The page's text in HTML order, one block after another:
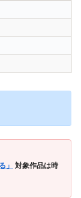
」
対象作品は時